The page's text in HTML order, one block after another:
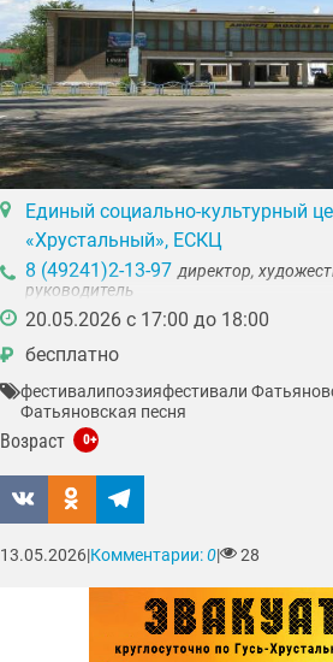
Единый социально-культурный
«Хрустальный», ЕСКЦ
8 (49241)2-13-97 директор,
руководитель
8 (49241)3-04-98 технический отдел,
20.05.2026 с 17:00 до 18:00
бесплатно
₽
фестивалипоэзияфестивали
Фатьяновская песня
Возраст 0+
13.05.2026|Комментарии:0| 28